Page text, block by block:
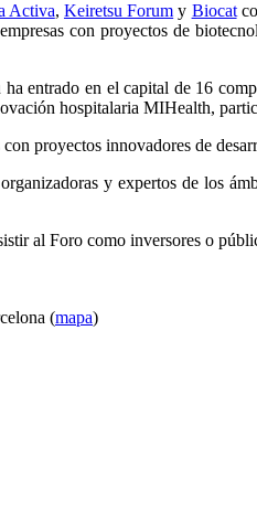
Activa, Keiretsu Forum y Biocat
con proyectos de
entrado en el capital de 16
hospitalaria MIHealth,
proyectos innovadores de
y expertos de los
al Foro como inversores o
(mapa)